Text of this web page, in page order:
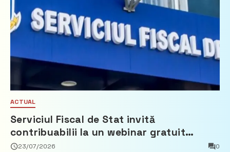
ACTUAL
Serviciul Fiscal de Stat invită
contribuabilii la un webinar gratuit
privind calculul impozitului pe bunurile
23/07/2026 0